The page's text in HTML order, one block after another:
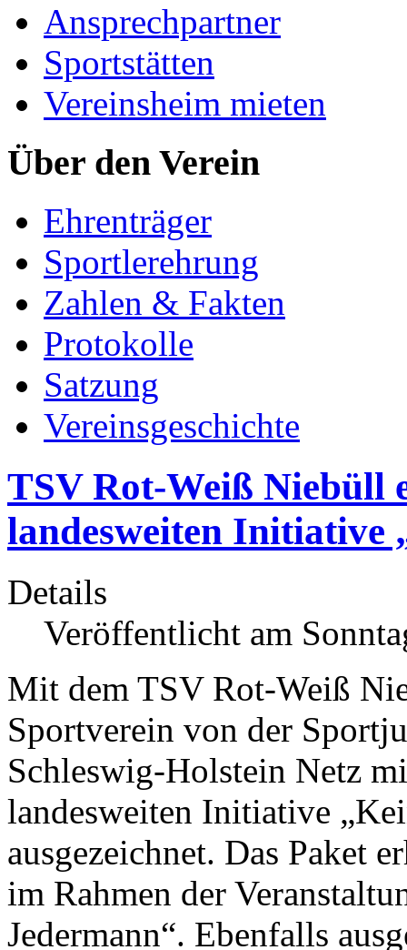
Ansprechpartner
Sportstätten
Vereinsheim mieten
Über den Verein
Ehrenträger
Sportlerehrung
Zahlen & Fakten
Protokolle
Satzung
Vereinsgeschichte
TSV Rot-Weiß Niebüll
landesweiten Initiative
Details
Veröffentlicht am
Mit dem TSV Rot-Weiß
Sportverein von der
Schleswig-Holstein Netz
landesweiten Initiative
ausgezeichnet. Das Paket
im Rahmen der
Jedermann“. Ebenfalls